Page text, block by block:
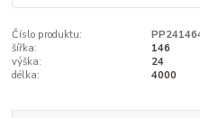
Číslo produktu:
šířka:
146
výška:
24
délka:
4000